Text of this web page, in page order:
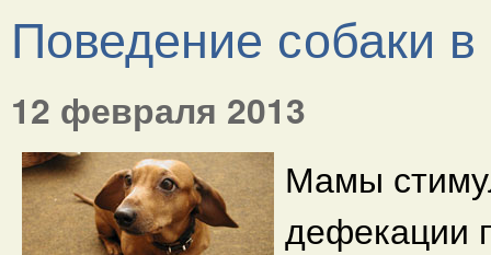
Поведение собаки
12 февраля 2013
Мамы
дефекации